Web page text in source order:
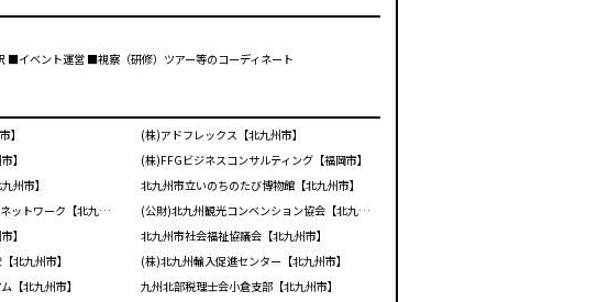
ベント運営 ■視察（研修）ツアー等のコーディネート
】
(株)アドフレックス【北九州市】
】
(株)FFGビジネスコンサルティング【福岡市】
州市】
北九州市立いのちのたび博物館【北九州市】
(一社)北九州エコタウンネットワーク【北九州市】
(公財)北九州観光コンベンション協会【北九州市】
】
北九州市社会福祉協議会【北九州市】
北九州市】
(株)北九州輸入促進センター【北九州市】
【北九州市】
九州北部税理士会小倉支部【北九州市】